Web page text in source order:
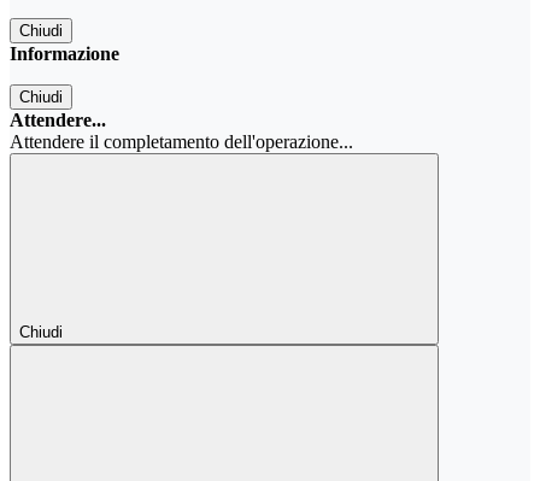
Chiudi
Informazione
Chiudi
Attendere...
Attendere il completamento dell'operazione...
Chiudi